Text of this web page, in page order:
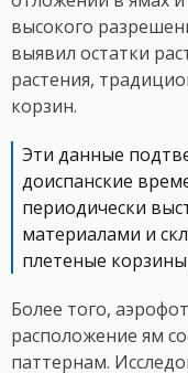
высокого
выявил остатки
растения,
корзин.
Эти данные
доиспанские
периодически
материалами и
плетеные
Более того,
расположение ям
паттернам.